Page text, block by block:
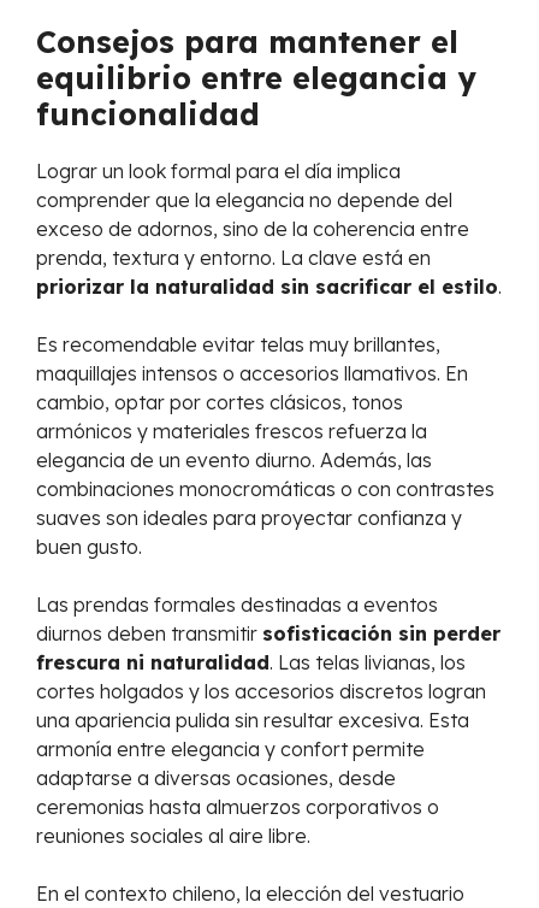
Consejos para mantener el
equilibrio entre elegancia y
funcionalidad
Lograr un look formal para el día implica
comprender que la elegancia no depende del
exceso de adornos, sino de la coherencia entre
prenda, textura y entorno. La clave está en
priorizar la naturalidad sin sacrificar el estilo.
Es recomendable evitar telas muy brillantes,
maquillajes intensos o accesorios llamativos. En
cambio, optar por cortes clásicos, tonos
armónicos y materiales frescos refuerza la
elegancia de un evento diurno. Además, las
combinaciones monocromáticas o con contrastes
suaves son ideales para proyectar confianza y
buen gusto.
Las prendas formales destinadas a eventos
diurnos deben transmitir sofisticación sin perder
frescura ni naturalidad. Las telas livianas, los
cortes holgados y los accesorios discretos logran
una apariencia pulida sin resultar excesiva. Esta
armonía entre elegancia y confort permite
adaptarse a diversas ocasiones, desde
ceremonias hasta almuerzos corporativos o
reuniones sociales al aire libre.
En el contexto chileno, la elección del vestuario